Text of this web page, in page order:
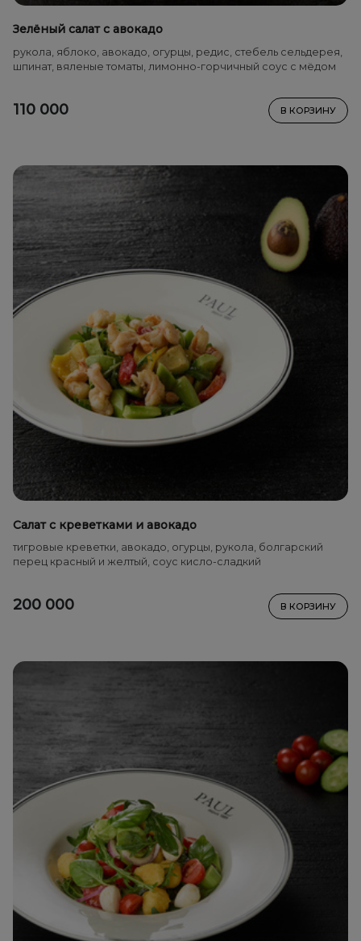
Зелёный салат с авокадо
рукола, яблоко, авокадо, огурцы, редис, стебель сельдерея,
шпинат, вяленые томаты, лимонно-горчичный соус с мёдом
110 000 В КОРЗИНУ
Салат с креветками и авокадо
тигровые креветки, авокадо, огурцы, рукола, болгарский
перец красный и желтый, соус кисло-сладкий
200 000 В КОРЗИНУ